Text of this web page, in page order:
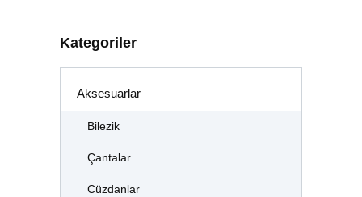
Kategoriler
Aksesuarlar
Bilezik
Çantalar
Cüzdanlar